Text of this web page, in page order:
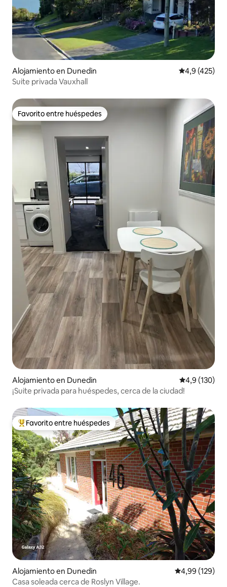
Alojamiento en Dunedin Calificación
4,9 (425)
Suite privada Vauxhall
Favorito entre huéspedes
Favorito entre huéspedes
Alojamiento en Dunedin Calificación
4,9 (130)
¡Suite privada para huéspedes, cerca de la ciudad!
Favorito entre los huéspedes más destacados
Favorito entre huéspedes
Alojamiento en Dunedin Calificación
4,99 (129)
Casa soleada cerca de Roslyn Village.